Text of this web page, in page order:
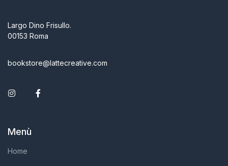
Largo Dino Frisullo.
00153 Roma
bookstore@lattecreative.com
Instagram
Menù
Home